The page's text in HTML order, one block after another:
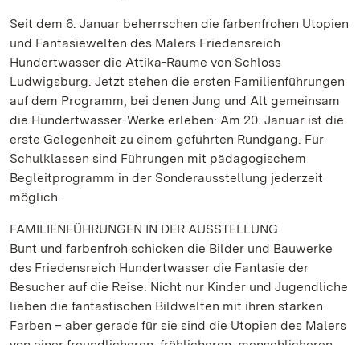
Seit dem 6. Januar beherrschen die farbenfrohen Utopien
und Fantasiewelten des Malers Friedensreich
Hundertwasser die Attika-Räume von Schloss
Ludwigsburg. Jetzt stehen die ersten Familienführungen
auf dem Programm, bei denen Jung und Alt gemeinsam
die Hundertwasser-Werke erleben: Am 20. Januar ist die
erste Gelegenheit zu einem geführten Rundgang. Für
Schulklassen sind Führungen mit pädagogischem
Begleitprogramm in der Sonderausstellung jederzeit
möglich.
FAMILIENFÜHRUNGEN IN DER AUSSTELLUNG
Bunt und farbenfroh schicken die Bilder und Bauwerke
des Friedensreich Hundertwasser die Fantasie der
Besucher auf die Reise: Nicht nur Kinder und Jugendliche
lieben die fantastischen Bildwelten mit ihren starken
Farben – aber gerade für sie sind die Utopien des Malers